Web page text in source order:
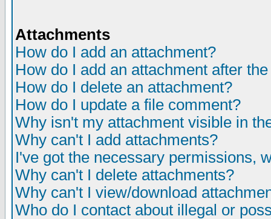
Attachments
How do I add an attachment?
How do I add an attachment after
How do I delete an attachment?
How do I update a file comment?
Why isn't my attachment visible in
Why can't I add attachments?
I've got the necessary permissions,
Why can't I delete attachments?
Why can't I view/download
Who do I contact about illegal or